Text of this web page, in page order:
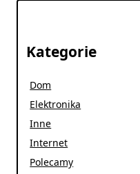
Kategorie
Dom
Elektronika
Inne
Internet
Polecamy